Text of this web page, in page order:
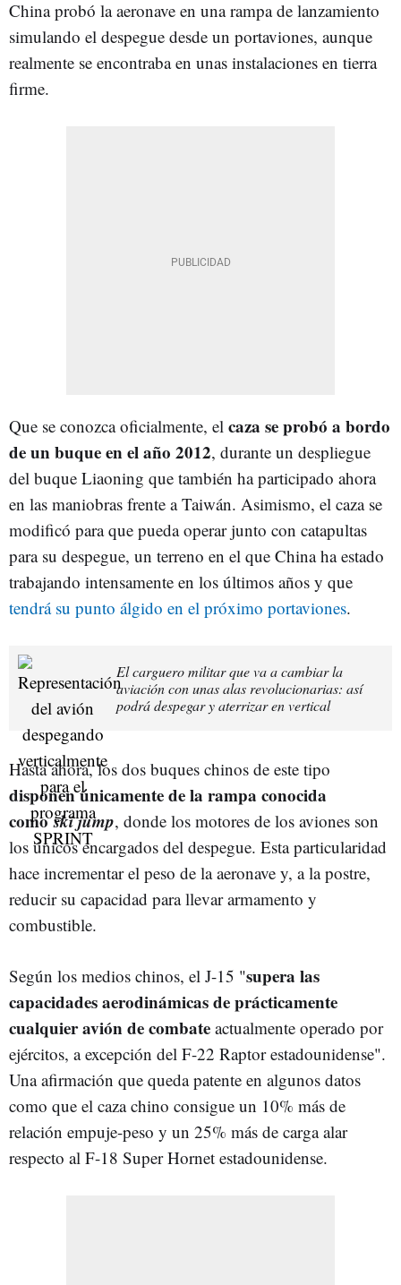
China probó la aeronave en una rampa de lanzamiento
simulando el despegue desde un portaviones, aunque
realmente se encontraba en unas instalaciones en tierra
firme.
Que se conozca oficialmente, el caza se probó a bordo
de un buque en el año 2012, durante un despliegue
del buque Liaoning que también ha participado ahora
en las maniobras frente a Taiwán. Asimismo, el caza se
modificó para que pueda operar junto con catapultas
para su despegue, un terreno en el que China ha estado
trabajando intensamente en los últimos años y que
tendrá su punto álgido en el próximo portaviones.
El carguero militar que va a cambiar la
aviación con unas alas revolucionarias: así
podrá despegar y aterrizar en vertical
Hasta ahora, los dos buques chinos de este tipo
disponen únicamente de la rampa conocida
comoski jump, donde los motores de los aviones son
los únicos encargados del despegue. Esta particularidad
hace incrementar el peso de la aeronave y, a la postre,
reducir su capacidad para llevar armamento y
combustible.
Según los medios chinos, el J-15 "supera las
capacidades aerodinámicas de prácticamente
cualquier avión de combate actualmente operado por
ejércitos, a excepción del F-22 Raptor estadounidense".
Una afirmación que queda patente en algunos datos
como que el caza chino consigue un 10% más de
relación empuje-peso y un 25% más de carga alar
respecto al F-18 Super Hornet estadounidense.